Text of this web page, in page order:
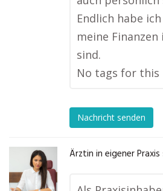
Endlich habe
meine
sind.
No tags for this
Nachricht senden
Ärztin in eigener Praxis